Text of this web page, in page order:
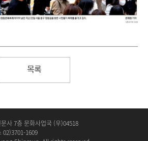
목록
사 7층 문화사업국 (우)04518
02)3701-1609